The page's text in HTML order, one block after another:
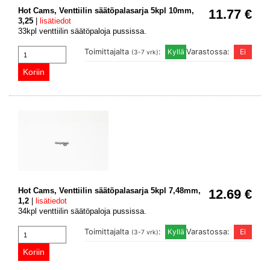
11.77 €
Hot Cams, Venttiilin säätöpalasarja 5kpl 10mm,
3,25
lisätiedot
33kpl venttiilin säätöpaloja pussissa.
Varastossa:
Toimittajalta (3-7 vrk):
12.69 €
Hot Cams, Venttiilin säätöpalasarja 5kpl 7,48mm,
1,2
lisätiedot
34kpl venttiilin säätöpaloja pussissa.
Varastossa:
Toimittajalta (3-7 vrk):